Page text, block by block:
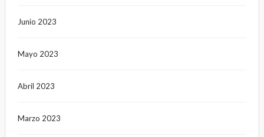
Junio 2023
Mayo 2023
Abril 2023
Marzo 2023